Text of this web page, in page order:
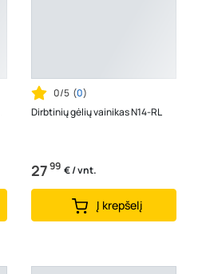
0/5 (0)
Dirbtinių gėlių vainikas N14-RL
2799 € / vnt.
Į krepšelį